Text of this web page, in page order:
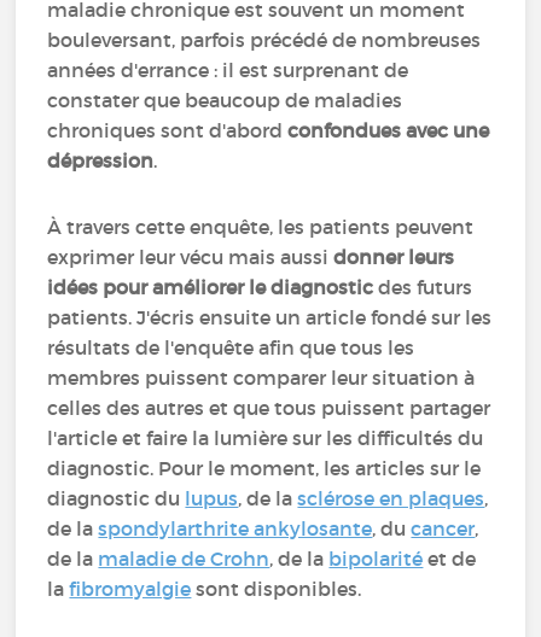
maladie chronique est souvent un moment
bouleversant, parfois précédé de nombreuses
années d'errance : il est surprenant de
constater que beaucoup de maladies
chroniques sont d'abordconfondues avec une
dépression.
À travers cette enquête, les patients peuvent
exprimer leur vécu mais aussidonner leurs
idées pour améliorer le diagnostic des futurs
patients. J'écris ensuite un article fondé sur les
résultats de l'enquête afin que tous les
membres puissent comparer leur situation à
celles des autres et que tous puissent partager
l'article et faire la lumière sur les difficultés du
diagnostic. Pour le moment, les articles sur le
diagnostic du lupus, de lasclérose en plaques,
de laspondylarthrite ankylosante, ducancer,
de la maladie de Crohn, de la bipolarité et de
lafibromyalgie sont disponibles.